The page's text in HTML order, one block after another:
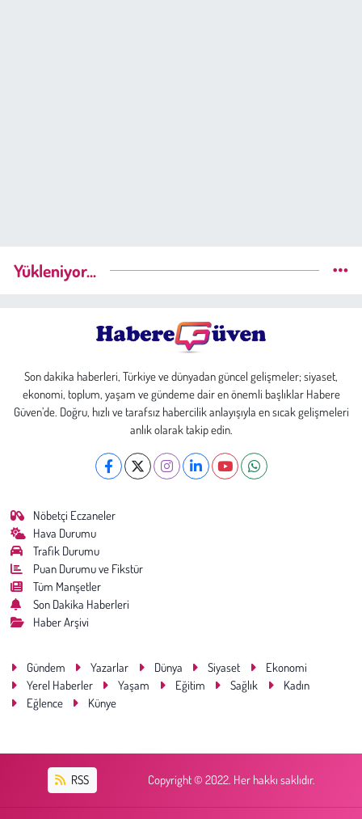
Yükleniyor...
Son dakika haberleri, Türkiye ve dünyadan güncel gelişmeler; siyaset,
ekonomi, toplum, yaşam ve gündeme dair en önemli başlıklar Habere
Güven’de. Doğru, hızlı ve tarafsız habercilik anlayışıyla en sıcak gelişmeleri
anlık olarak takip edin.
Nöbetçi Eczaneler
Hava Durumu
Trafik Durumu
Puan Durumu ve Fikstür
Tüm Manşetler
Son Dakika Haberleri
Haber Arşivi
Gündem Yazarlar Dünya Siyaset
Ekonomi
Yerel Haberler
Yaşam Eğitim Sağlık
Kadın
Eğlence
Künye
RSS Copyright © 2022. Her hakkı saklıdır.